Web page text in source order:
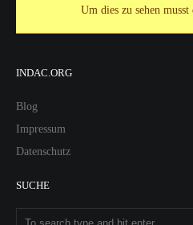
Um dies zu sehen
INDAC.ORG
Blog
Impressum
Datenschutz
SUCHE